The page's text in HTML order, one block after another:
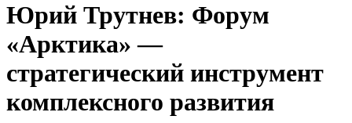
Юрий Трутнев: Форум
«Арктика» —
стратегический инструмент
комплексного развития